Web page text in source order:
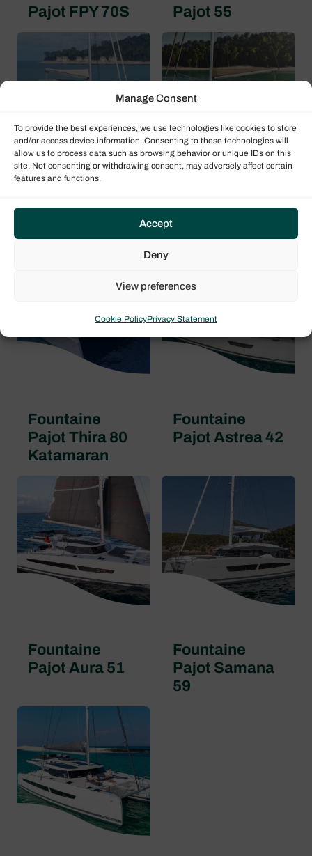
Manage Consent
To provide the best experiences, we use technologies like cookies to store
and/or access device information. Consenting to these technologies will
allow us to process data such as browsing behavior or unique IDs on this
site. Not consenting or withdrawing consent, may adversely affect certain
features and functions.
Accept
Deny
View preferences
Cookie PolicyPrivacy Statement
Pajot FPY 70S
Pajot 55
Fountaine
Fountaine
Fountaine
Pajot Thira 80
Katamaran
Fountaine
Pajot Astrea 42
Fountaine
Pajot Aura 51
Fountaine
Pajot Samana
59